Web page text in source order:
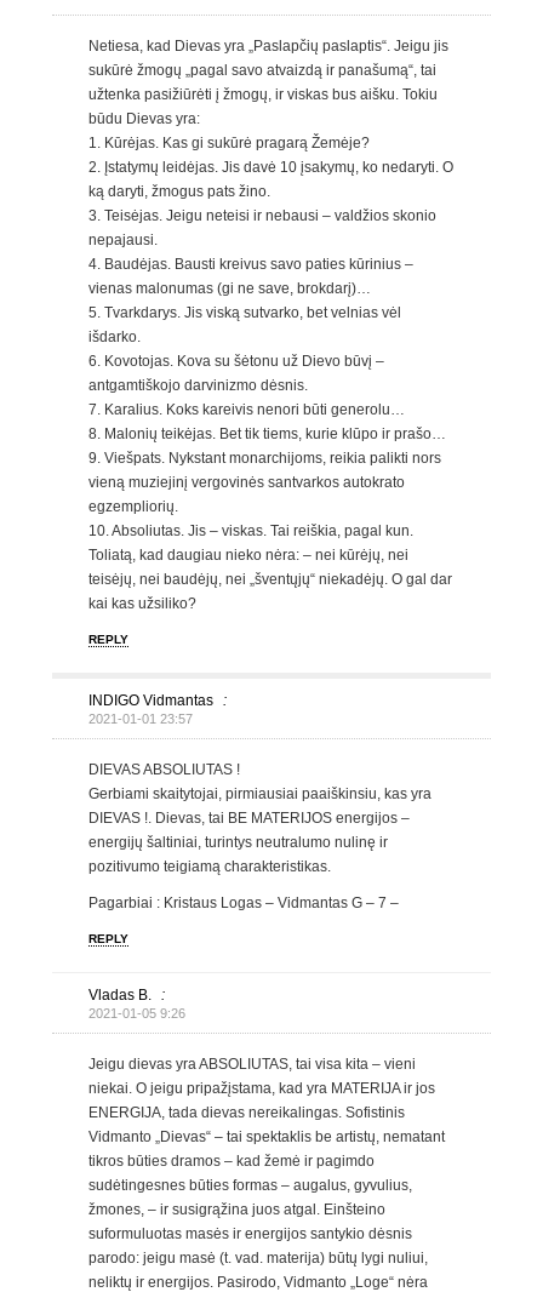
Netiesa, kad Dievas yra „Paslapčių paslaptis“. Jeigu jis
sukūrė žmogų „pagal savo atvaizdą ir panašumą“, tai
užtenka pasižiūrėti į žmogų, ir viskas bus aišku. Tokiu
būdu Dievas yra:
1. Kūrėjas. Kas gi sukūrė pragarą Žemėje?
2. Įstatymų leidėjas. Jis davė 10 įsakymų, ko nedaryti. O
ką daryti, žmogus pats žino.
3. Teisėjas. Jeigu neteisi ir nebausi – valdžios skonio
nepajausi.
4. Baudėjas. Bausti kreivus savo paties kūrinius –
vienas malonumas (gi ne save, brokdarį)…
5. Tvarkdarys. Jis viską sutvarko, bet velnias vėl
išdarko.
6. Kovotojas. Kova su šėtonu už Dievo būvį –
antgamtiškojo darvinizmo dėsnis.
7. Karalius. Koks kareivis nenori būti generolu…
8. Malonių teikėjas. Bet tik tiems, kurie klūpo ir prašo…
9. Viešpats. Nykstant monarchijoms, reikia palikti nors
vieną muziejinį vergovinės santvarkos autokrato
egzempliorių.
10. Absoliutas. Jis – viskas. Tai reiškia, pagal kun.
Toliatą, kad daugiau nieko nėra: – nei kūrėjų, nei
teisėjų, nei baudėjų, nei „šventųjų“ niekadėjų. O gal dar
kai kas užsiliko?
REPLY
INDIGO Vidmantas :
2021-01-01 23:57
DIEVAS ABSOLIUTAS !
Gerbiami skaitytojai, pirmiausiai paaiškinsiu, kas yra
DIEVAS !. Dievas, tai BE MATERIJOS energijos –
energijų šaltiniai, turintys neutralumo nulinę ir
pozitivumo teigiamą charakteristikas.
Pagarbiai : Kristaus Logas – Vidmantas G – 7 –
REPLY
Vladas B. :
2021-01-05 9:26
Jeigu dievas yra ABSOLIUTAS, tai visa kita – vieni
niekai. O jeigu pripažįstama, kad yra MATERIJA ir jos
ENERGIJA, tada dievas nereikalingas. Sofistinis
Vidmanto „Dievas“ – tai spektaklis be artistų, nematant
tikros būties dramos – kad žemė ir pagimdo
sudėtingesnes būties formas – augalus, gyvulius,
žmones, – ir susigrąžina juos atgal. Einšteino
suformuluotas masės ir energijos santykio dėsnis
parodo: jeigu masė (t. vad. materija) būtų lygi nuliui,
neliktų ir energijos. Pasirodo, Vidmanto „Loge“ nėra